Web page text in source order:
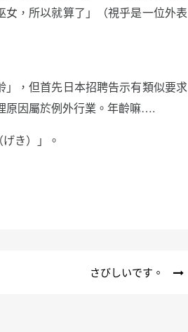
，所以就算了」（視乎是一位外表
，但首先日本招聘告示有類似要求
原因屬於例外行業。年齡嘛….
き）」。
さびしいです。